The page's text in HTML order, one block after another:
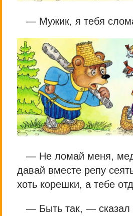
— Мужик, я тебя
— Не ломай меня,
давай вместе репу
хоть корешки, а тебе
— Быть так, —